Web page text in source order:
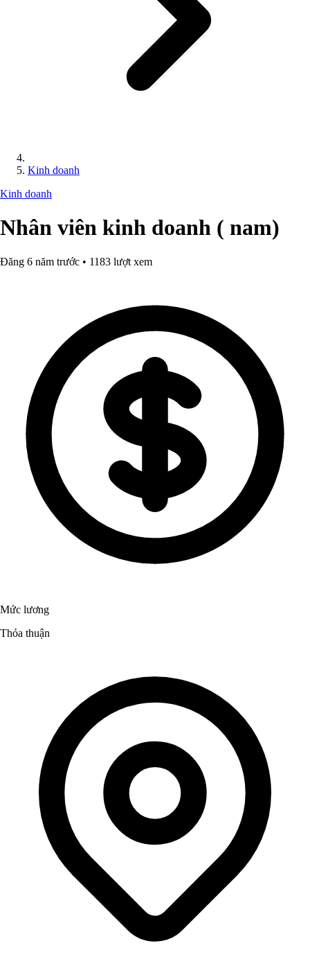
Kinh doanh
Kinh doanh
Nhân viên kinh doanh ( nam)
Đăng 6 năm trước • 1183 lượt xem
Mức lương
Thỏa thuận